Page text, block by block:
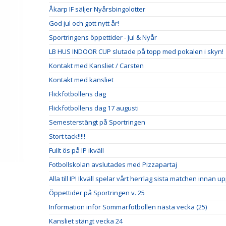
Åkarp IF säljer Nyårsbingolotter
God jul och gott nytt år!
Sportringens öppettider - Jul & Nyår
LB HUS INDOOR CUP slutade på topp med pokalen i skyn!
Kontakt med Kansliet / Carsten
Kontakt med kansliet
Flickfotbollens dag
Flickfotbollens dag 17 augusti
Semesterstängt på Sportringen
Stort tack!!!!!
Fullt ös på IP ikväll
Fotbollskolan avslutades med Pizzapartaj
Alla till IP! Ikväll spelar vårt herrlag sista matchen innan
Öppettider på Sportringen v. 25
Information inför Sommarfotbollen nästa vecka (25)
Kansliet stängt vecka 24